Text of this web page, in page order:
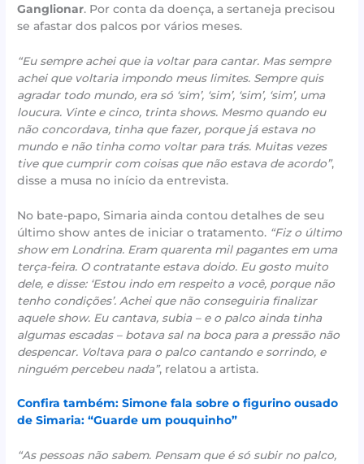
Ganglionar. Por conta da doença, a sertaneja precisou
se afastar dos palcos por vários meses.
“Eu sempre achei que ia voltar para cantar. Mas sempre
achei que voltaria impondo meus limites. Sempre quis
agradar todo mundo, era só ‘sim’, ‘sim’, ‘sim’, ‘sim’, uma
loucura. Vinte e cinco, trinta shows. Mesmo quando eu
não concordava, tinha que fazer, porque já estava no
mundo e não tinha como voltar para trás. Muitas vezes
tive que cumprir com coisas que não estava de acordo”,
disse a musa no início da entrevista.
No bate-papo, Simaria ainda contou detalhes de seu
último show antes de iniciar o tratamento. “Fiz o último
show em Londrina. Eram quarenta mil pagantes em uma
terça-feira. O contratante estava doido. Eu gosto muito
dele, e disse: ‘Estou indo em respeito a você, porque não
tenho condições’. Achei que não conseguiria finalizar
aquele show. Eu cantava, subia – e o palco ainda tinha
algumas escadas – botava sal na boca para a pressão não
despencar. Voltava para o palco cantando e sorrindo, e
ninguém percebeu nada”, relatou a artista.
Confira também: Simone fala sobre o figurino ousado
de Simaria: “Guarde um pouquinho”
“As pessoas não sabem. Pensam que é só subir no palco,